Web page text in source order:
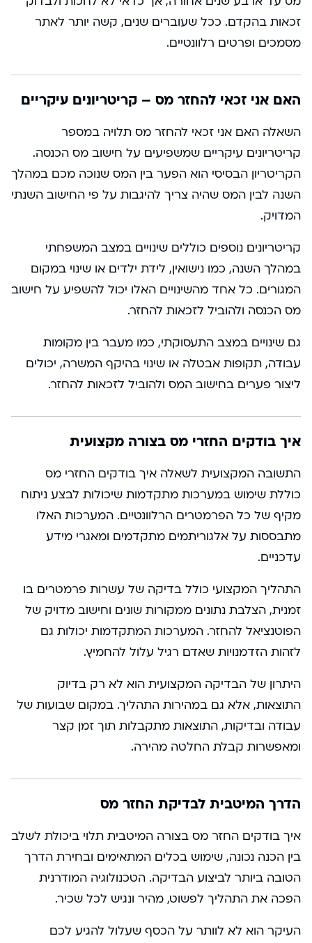
זכאות בהקדם. ככל שעוברים שנים, קשה יותר לאתר
מסמכים ופרטים רלוונטיים.
האם אני זכאי להחזר מס – קריטריונים עיקריים
השאלה האם אני זכאי להחזר מס תלויה במספר
קריטריונים עיקריים שמשפיעים על חישוב מס הכנסה.
הקריטריון הבסיסי הוא הפער בין המס שנוכה מכם במהלך
השנה לבין המס שהיה צריך להיגבות על פי החישוב השנתי
המדויק.
קריטריונים נוספים כוללים שינויים במצב המשפחתי
במהלך השנה, כמו נישואין, לידת ילדים או שינוי במקום
המגורים. כל אחד מהשינויים האלו יכול להשפיע על חישוב
מס הכנסה ולהוביל לזכאות להחזר.
גם שינויים במצב התעסוקתי, כמו מעבר בין מקומות
עבודה, תקופות אבטלה או שינוי בהיקף המשרה, יכולים
ליצור פערים בחישוב המס ולהוביל לזכאות להחזר.
איך בודקים החזרי מס בצורה מקצועית
התשובה המקצועית לשאלה איך בודקים החזרי מס
כוללת שימוש במערכות מתקדמות שיכולות לבצע ניתוח
מקיף של כל הפרמטרים הרלוונטיים. המערכות האלו
מתבססות על אלגוריתמים מתקדמים ומאגרי מידע
עדכניים.
התהליך המקצועי כולל בדיקה של עשרות פרמטרים בו
זמנית, הצלבת נתונים ממקורות שונים וחישוב מדויק של
הפוטנציאל להחזר. המערכות המתקדמות יכולות גם
לזהות הזדמנויות שאדם רגיל עלול להחמיץ.
היתרון של הבדיקה המקצועית הוא לא רק בדיוק
התוצאות, אלא גם במהירות התהליך. במקום שבועות של
עבודה ובדיקות, התוצאות מתקבלות תוך זמן קצר
ומאפשרות קבלת החלטה מהירה.
הדרך המיטבית לבדיקת החזר מס
איך בודקים החזר מס בצורה המיטבית תלוי ביכולת לשלב
בין הכנה נכונה, שימוש בכלים המתאימים ובחירת הדרך
הטובה ביותר לביצוע הבדיקה. הטכנולוגיה המודרנית
הפכה את התהליך לפשוט, מהיר ונגיש לכל שכיר.
העיקר הוא לא לוותר על הכסף שעלול להגיע לכם